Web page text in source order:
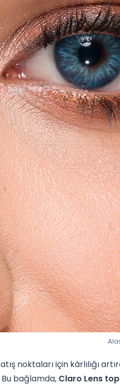
noktaları için kârlılığı
bağlamda, Claro Lens